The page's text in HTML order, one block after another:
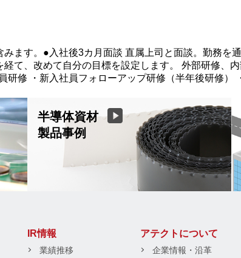
ます。●入社後3カ月面談 直属上司と面談。勤務を
て、改めて自分の目標を設定します。 外部研修、
修 ・新入社員フォローアップ研修（半年後研修）
半導体資材
製品事例
IR情報
業績推移
アテクトについて
企業情報・沿革